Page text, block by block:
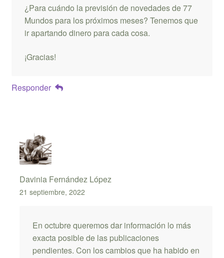
¿Para cuándo la previsión de novedades de 77
Mundos para los próximos meses? Tenemos que
ir apartando dinero para cada cosa.
¡Gracias!
Responder
Davinia Fernández López
21 septiembre, 2022
En octubre queremos dar información lo más
exacta posible de las publicaciones
pendientes. Con los cambios que ha habido en